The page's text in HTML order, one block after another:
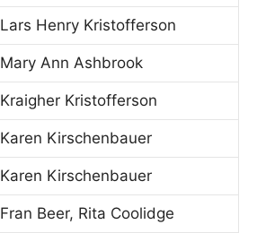
Lars Henry Kristofferson
Mary Ann Ashbrook
Kraigher Kristofferson
Karen Kirschenbauer
Karen Kirschenbauer
Fran Beer, Rita Coolidge